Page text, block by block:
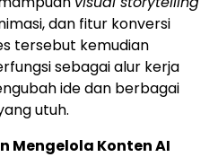
dan fitur konversi
tersebut kemudian
sebagai alur kerja
ide dan berbagai
utuh.
Mengelola Konten AI